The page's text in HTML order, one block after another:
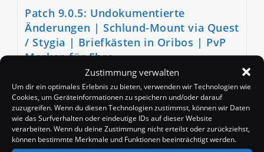
Zustimmung verwalten
Um dir ein optimales Erlebnis zu bieten, verwenden wir Technologien wie
Cookies, um Geräteinformationen zu speichern und/oder darauf
zuzugreifen. Wenn du diesen Technologien zustimmst, können wir Daten
wie das Surfverhalten oder eindeutige IDs auf dieser Website
verarbeiten. Wenn du deine Zustimmung nicht erteilst oder zurückziehst,
können bestimmte Merkmale und Funktionen beeinträchtigt werden.
Patch 9.0.5: Undokumentierte
Änderungen | Schlund-Mount via Quest
/ Stygia | Briefkästen in Oribos | PvP
Marken für Ehre
Autor:
Beitrag
veröffentlicht:
14. März 2021
Beitrags-
Kategorie:
News
Beitrags-
Kommentare:
0 Kommentare
Seit diesem Mittwoch ist Patch 9.0.5 nun auf den Live
Servern aktiv, doch in den offiziellen Patchnotes
wurden offenbar mal wieder ein paar Kleinigkeiten